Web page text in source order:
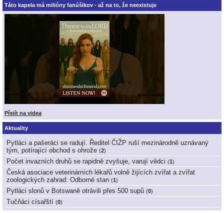
Táto kapela má milióny fanúšikov - až na to, že neexistuje
Přejít na videa
Aktuality
Pytláci a pašeráci se radují. Ředitel ČIŽP ruší mezinárodně uznávaný
tým, potírající obchod s ohrože (2)
Počet invazních druhů se rapidně zvyšuje, varují vědci (1)
Česká asociace veterinárních lékařů volně žijících zvířat a zvířat
zoologických zahrad: Odborné stan (1)
Pytláci slonů v Botswaně otrávili přes 500 supů (0)
Tučňáci císařští (0)